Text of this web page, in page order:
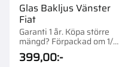
Glas Bakljus Vänster
Fiat
Garanti 1 år. Köpa större
mängd? Förpackad om 1/2
st.
399,00:-